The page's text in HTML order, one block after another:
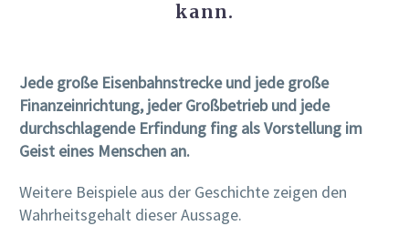
kann.
Jede große Eisenbahnstrecke und jede große
Finanzeinrichtung, jeder Großbetrieb und jede
durchschlagende Erfindung fing als Vorstellung im
Geist eines Menschen an.
Weitere Beispiele aus der Geschichte zeigen den
Wahrheitsgehalt dieser Aussage.